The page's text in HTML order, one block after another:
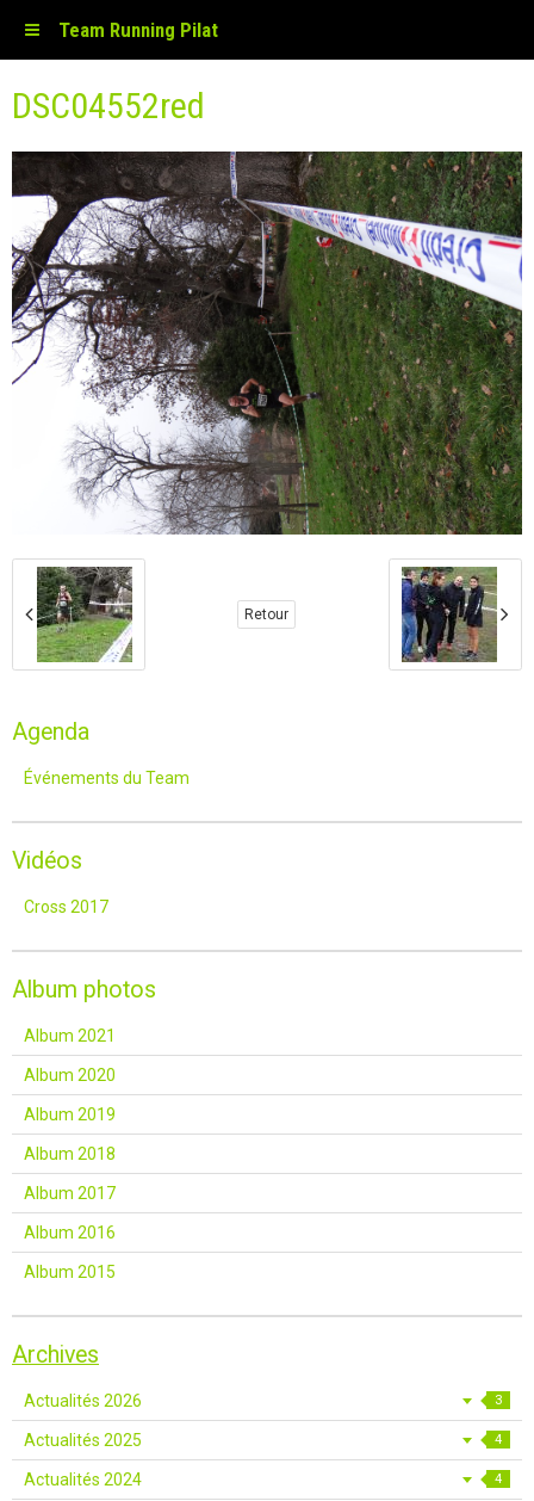
Team Running Pilat
DSC04552red
Retour
Agenda
Événements du Team
Vidéos
Cross 2017
Album photos
Album 2021
Album 2020
Album 2019
Album 2018
Album 2017
Album 2016
Album 2015
Archives
Actualités 2026 3
Actualités 2025 4
Actualités 2024 4